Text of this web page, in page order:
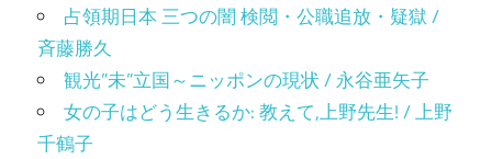
占領期日本 三つの闇 検閲・公職追放・疑獄 /
斉藤勝久
観光”未”立国～ニッポンの現状 / 永谷亜矢子
女の子はどう生きるか: 教えて,上野先生! / 上野
千鶴子